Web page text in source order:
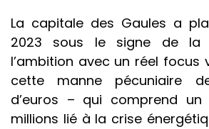
La capitale des Gaules a
2023 sous le signe de la
l’ambition avec un réel focus
cette manne pécuniaire
d’euros – qui comprend
millions lié à la crise